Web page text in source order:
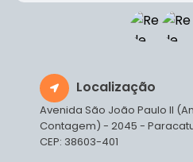
Localização
Avenida São João Paulo II
Contagem) - 2045 -
CEP: 38603-401